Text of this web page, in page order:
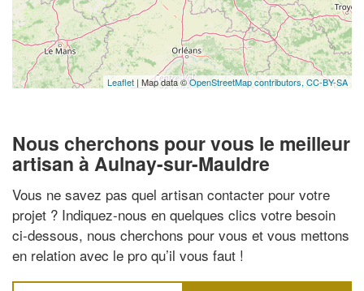
Leaflet | Map data ©OpenStreetMap contributors, CC-BY-SA
Nous cherchons pour vous le meilleur
artisan à Aulnay-sur-Mauldre
Vous ne savez pas quel artisan contacter pour votre
projet ? Indiquez-nous en quelques clics votre besoin
ci-dessous, nous cherchons pour vous et vous mettons
en relation avec le pro qu’il vous faut !